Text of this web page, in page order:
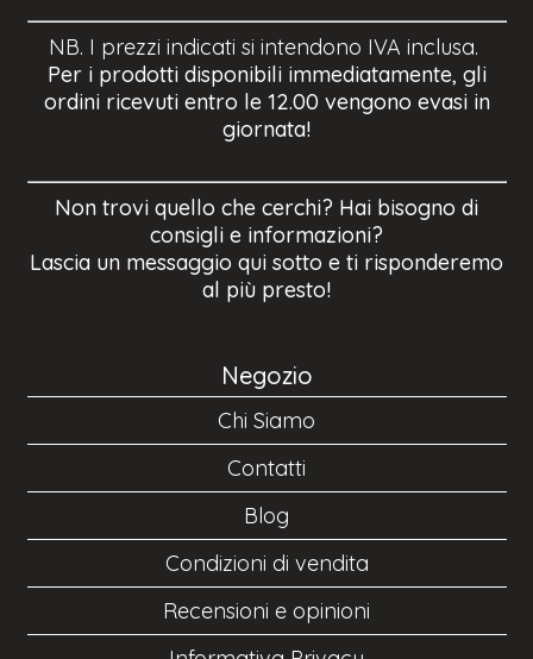
NB. I prezzi indicati si intendono IVA inclusa.
Per i prodotti disponibili immediatamente, gli
ordini ricevuti entro le 12.00 vengono evasi in
giornata!
Non trovi quello che cerchi? Hai bisogno di
consigli e informazioni?
Lascia un messaggio qui sotto e ti risponderemo
al più presto!
Negozio
Chi Siamo
Contatti
Blog
Condizioni di vendita
Recensioni e opinioni